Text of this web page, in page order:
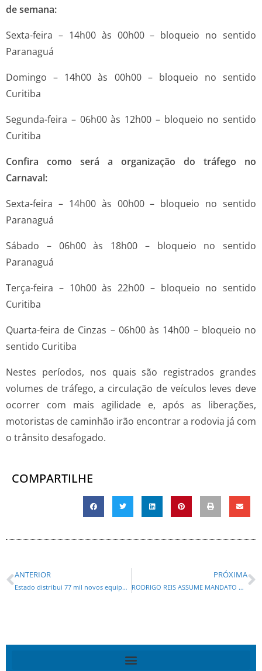
de semana:
Sexta-feira – 14h00 às 00h00 – bloqueio no sentido
Paranaguá
Domingo – 14h00 às 00h00 – bloqueio no sentido
Curitiba
Segunda-feira – 06h00 às 12h00 – bloqueio no sentido
Curitiba
Confira como será a organização do tráfego no
Carnaval:
Sexta-feira – 14h00 às 00h00 – bloqueio no sentido
Paranaguá
Sábado – 06h00 às 18h00 – bloqueio no sentido
Paranaguá
Terça-feira – 10h00 às 22h00 – bloqueio no sentido
Curitiba
Quarta-feira de Cinzas – 06h00 às 14h00 – bloqueio no
sentido Curitiba
Nestes períodos, nos quais são registrados grandes
volumes de tráfego, a circulação de veículos leves deve
ocorrer com mais agilidade e, após as liberações,
motoristas de caminhão irão encontrar a rodovia já com
o trânsito desafogado.
COMPARTILHE
ANTERIOR
Estado distribui 77 mil novos equipamentos de informática e kits de robótica para escolas
PRÓXIMA
RODRIGO REIS ASSUME MANDATO NA CÂMARA DE CURITIBA NESTA QUARTA-FEIRA (1º)